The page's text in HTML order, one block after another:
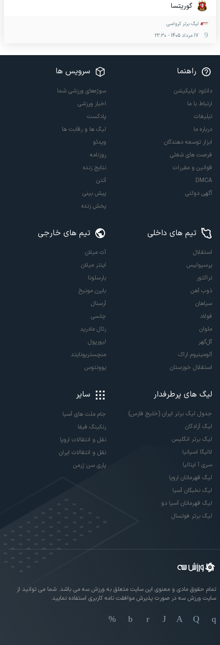
گوریتسا
لیگ برتر کرواسی
17 مرداد 1405
-
22:30
راهنما
دانلود اپلیکیشن
ارتباط با ما
تبلیغات
درباره ما
ابزار توسعه دهندگان
فرصت های شغلی
قوانین و مقررات
DMCA
آگهی دولتی
سرویس ها
سوژه‌های ورزشی شما
اخبار ورزشی
پادکست
لیگ ها و رقابت ها
ویدئو
روزنامه
نتایج زنده
آنتن
پیش بینی
پخش زنده
تیم های داخلی
استقلال
پرسپولیس
تراکتور
ذوب آهن
سپاهان
فولاد
ملوان
گل‌گهر
آلومینیوم اراک
استقلال خوزستان
تیم های خارجی
آث میلان
اینتر میلان
بارسلونا
بایرن مونیخ
آرسنال
چلسی
رئال مادرید
لیورپول
منچستریونایتد
یوونتوس
لیگ های پرطرفدار
جدول لیگ برتر ایران (خلیج فارس)
لیگ آزادگان
لیگ برتر انگلیس
لالیگا اسپانیا
سری آ ایتالیا
لیگ قهرمانان اروپا
لیگ نخبگان آسیا
لیگ قهرمانان آسیا دو
لیگ برتر فوتسال
سایر
جام ملت های آسیا
رنکینگ فیفا
نقل و انتقالات اروپا
نقل و انتقالات ایران
پاری سن ژرمن
تمام حقوق مادی و معنوی این سایت متعلق به ورزش سه می باشد. شما می توانید از
سایت ورزش سه در صورت پذیرش موافقت نامه کاربری استفاده نمایید.